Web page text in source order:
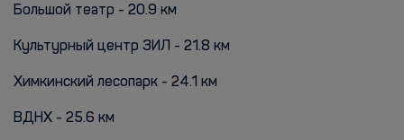
Большой театр - 20.9 км
Культурный центр ЗИЛ - 21.8 км
Химкинский лесопарк - 24.1 км
ВДНХ - 25.6 км